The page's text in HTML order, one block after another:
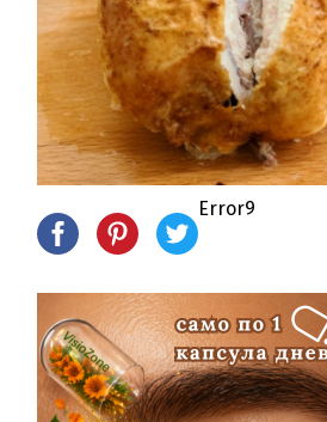
Error9